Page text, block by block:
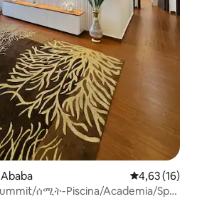
4,63 de uma
4,63 (16)
ሰሚት-Piscina/Academia/Spa